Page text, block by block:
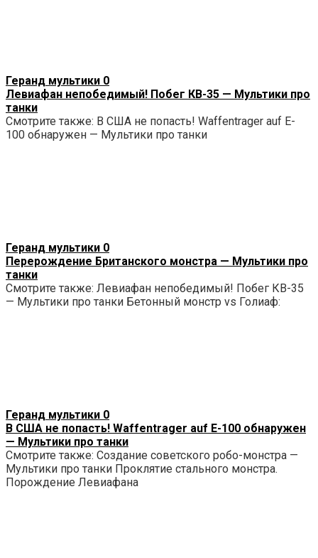
Геранд мультики 0
Левиафан непобедимый! Побег КВ-35 — Мультики про
танки
Смотрите также: В США не попасть! Waffentrager auf E-
100 обнаружен — Мультики про танки
Геранд мультики 0
Перерождение Британского монстра — Мультики про
танки
Смотрите также: Левиафан непобедимый! Побег КВ-35
— Мультики про танки Бетонный монстр vs Голиаф:
Геранд мультики 0
В США не попасть! Waffentrager auf E-100 обнаружен
— Мультики про танки
Смотрите также: Создание советского робо-монстра —
Мультики про танки Проклятие стального монстра.
Порождение Левиафана